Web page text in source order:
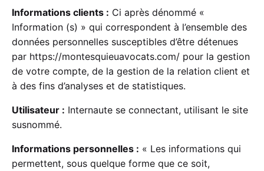
Informations clients : Ci après dénommé «
Information (s) » qui correspondent à l’ensemble des
données personnelles susceptibles d’être détenues
par https://montesquieuavocats.com/ pour la gestion
de votre compte, de la gestion de la relation client et
à des fins d’analyses et de statistiques.
Utilisateur : Internaute se connectant, utilisant le site
susnommé.
Informations personnelles : « Les informations qui
permettent, sous quelque forme que ce soit,